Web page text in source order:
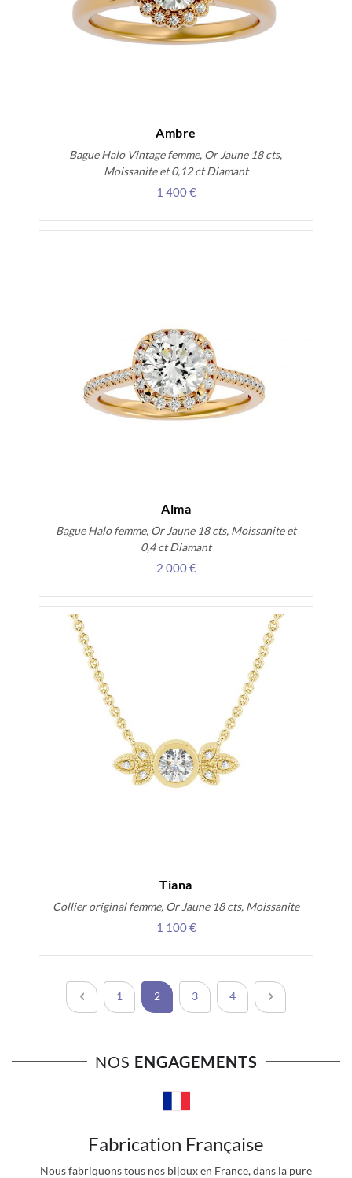
Ambre
Bague Halo Vintage femme, Or Jaune 18 cts,
Moissanite et 0,12 ct Diamant
1 400 €
Alma
Bague Halo femme, Or Jaune 18 cts, Moissanite et
0,4 ct Diamant
2 000 €
Tiana
Collier original femme, Or Jaune 18 cts, Moissanite
1 100 €
Page
Page
PrécédentPage
1 Vous lisez actuellement la page
2 Page
3 Page
4 Page
Suivant
NOS ENGAGEMENTS
Fabrication Française
Nous fabriquons tous nos bijoux en France, dans la pure